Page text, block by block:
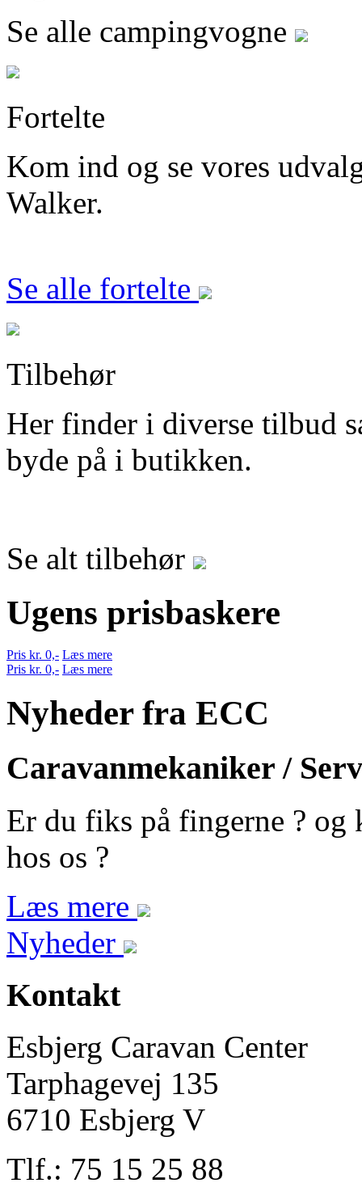
Se alle campingvogne
Fortelte
Kom ind og se vores
Walker.
Se alle fortelte
Tilbehør
Her finder i diverse tilbud
byde på i butikken.
Se alt tilbehør
Ugens prisbaskere
Pris kr. 0,- Læs mere
Pris kr. 0,- Læs mere
Nyheder fra ECC
Caravanmekaniker /
Er du fiks på fingerne ? og
hos os ?
Læs mere
Nyheder
Kontakt
Esbjerg Caravan Center
Tarphagevej 135
6710 Esbjerg V
Tlf.: 75 15 25 88